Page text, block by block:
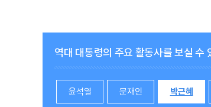
역대 대통령의 주요 활동사를 보실 수
윤석열 문재인 박근혜